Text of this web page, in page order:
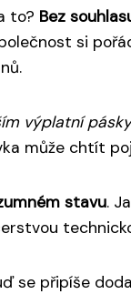
to? Bez
si
výplatní
může chtít
stavu.
se připíše